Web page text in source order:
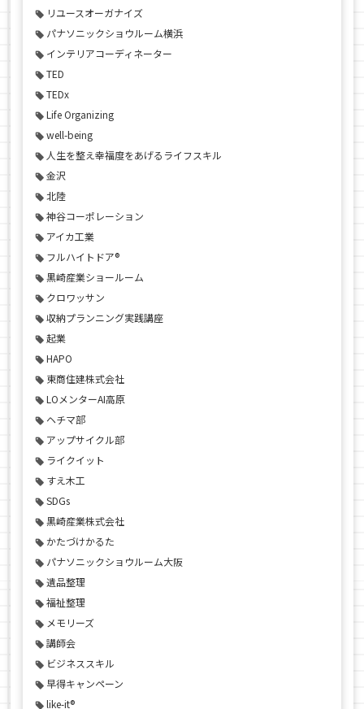
リユースオーガナイズ
パナソニックショウルーム横浜
インテリアコーディネーター
TED
TEDx
Life Organizing
well-being
人生を整え幸福度をあげるライフスキル
金沢
北陸
神谷コーポレーション
アイカ工業
フルハイトドア®
黒崎産業ショールーム
クロワッサン
収納プランニング実践講座
起業
HAPO
東商住建株式会社
LOメンターAI高原
ヘチマ部
アップサイクル部
ライクイット
すえ木工
SDGs
黒崎産業株式会社
かたづけかるた
パナソニックショウルーム大阪
遺品整理
福祉整理
メモリーズ
講師会
ビジネススキル
早得キャンペーン
like-it®